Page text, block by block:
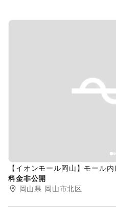
Previous slide
【イオンモール岡山】モール
料金非公開
岡山県 岡山市北区